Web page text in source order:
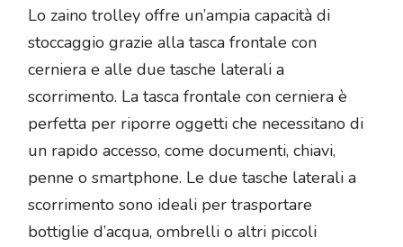
Lo zaino trolley offre un’ampia capacità di
stoccaggio grazie alla tasca frontale con
cerniera e alle due tasche laterali a
scorrimento. La tasca frontale con cerniera è
perfetta per riporre oggetti che necessitano di
un rapido accesso, come documenti, chiavi,
penne o smartphone. Le due tasche laterali a
scorrimento sono ideali per trasportare
bottiglie d’acqua, ombrelli o altri piccoli